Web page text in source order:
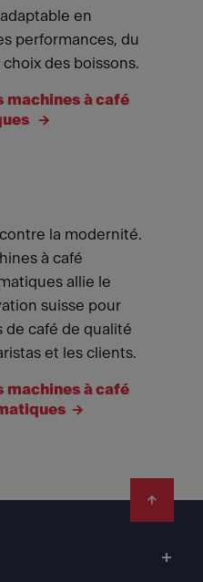
en
performances, du
des boissons.
machines à café
la modernité.
à café
allie le
suisse pour
de café de qualité
et les clients.
machines à café